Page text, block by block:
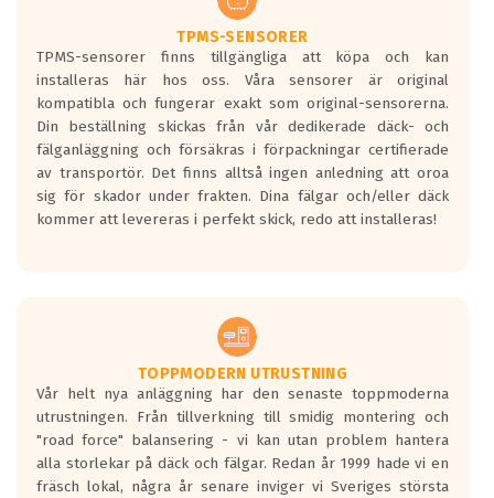
Ett däck med två svarta vågor är redan
godkända för år 2016 nya regelverk.
Ett däck med en svart våg kommer vara
minst tre decibel tystare än det
regelverk som börjar gälla 2016.
TPMS-SENSORER
TPMS-sensorer finns tillgängliga att köpa och kan
installeras här hos oss. Våra sensorer är original
kompatibla och fungerar exakt som original-sensorerna.
Din beställning skickas från vår dedikerade däck- och
fälganläggning och försäkras i förpackningar certifierade
av transportör. Det finns alltså ingen anledning att oroa
sig för skador under frakten. Dina fälgar och/eller däck
kommer att levereras i perfekt skick, redo att installeras!
TOPPMODERN UTRUSTNING
Vår helt nya anläggning har den senaste toppmoderna
utrustningen. Från tillverkning till smidig montering och
"road force" balansering - vi kan utan problem hantera
alla storlekar på däck och fälgar. Redan år 1999 hade vi en
fräsch lokal, några år senare inviger vi Sveriges största